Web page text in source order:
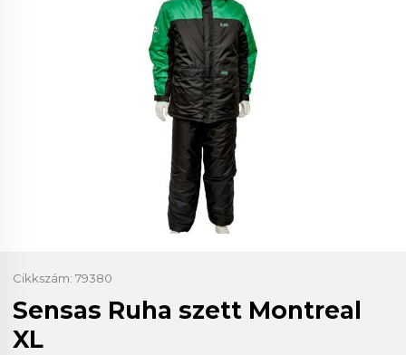
Cikkszám: 79380
Sensas Ruha szett Montreal
XL